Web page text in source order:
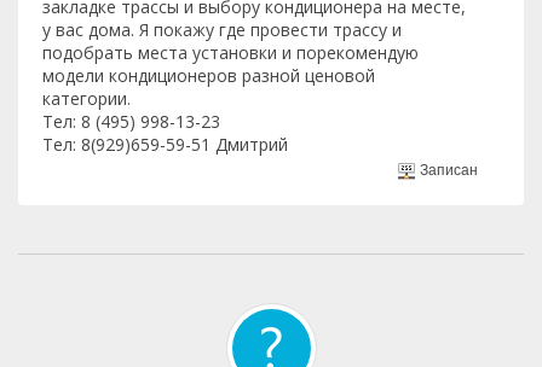
закладке трассы и выбору кондиционера на месте,
у вас дома. Я покажу где провести трассу и
подобрать места установки и порекомендую
модели кондиционеров разной ценовой
категории.
Тел: 8 (495) 998-13-23
Тел: 8(929)659-59-51 Дмитрий
Записан